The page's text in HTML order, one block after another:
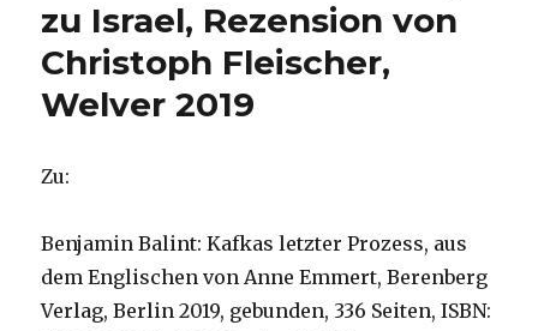
zu Israel, Rezension von
Christoph Fleischer,
Welver 2019
Zu:
Benjamin Balint: Kafkas letzter Prozess, aus
dem Englischen von Anne Emmert, Berenberg
Verlag, Berlin 2019, gebunden, 336 Seiten, ISBN: